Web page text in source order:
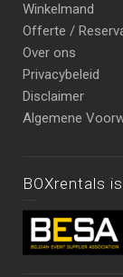
Winkelmand
Offerte /
Over ons
Privacybeleid
Disclaimer
Algemene
BOXrentals